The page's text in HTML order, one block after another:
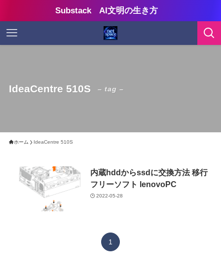
Substack AI文明の生き方
IdeaCentre 510S – tag –
ホーム IdeaCentre 510S
内蔵hddからssdに交換方法 移行
フリーソフト lenovoPC
2022-05-28
1